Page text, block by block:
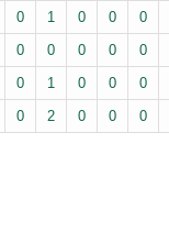
0
0
0
1
0
0
0
0
0
0
0
0
0
1
0
0
0
0
2
0